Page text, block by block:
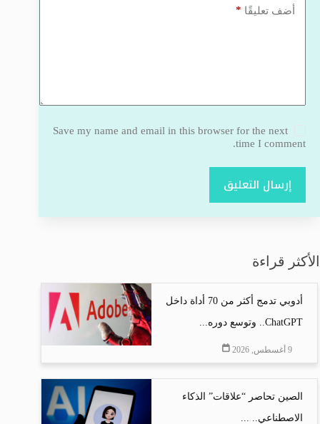
أضف تعليقًا *
Save my name and email in this browser for the next
time I comment.
إرسال التعليق
الأكثر قراءة
أدوبي تدمج أكثر من 70 أداة داخل
ChatGPT.. وتوسع دوره...
9 أغسطس, 2026
الصين تحاصر “علاقات” الذكاء
الاصطناعي.. ...